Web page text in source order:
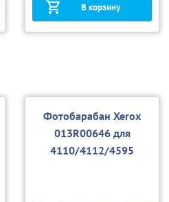
В корзину
Фотобарабан Xerox
013R00646 для
4110/4112/4595